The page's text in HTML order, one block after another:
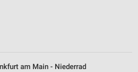
am Main - Niederrad